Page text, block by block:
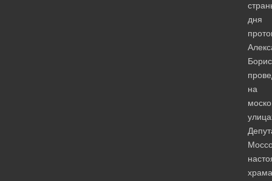
дня
на
храма